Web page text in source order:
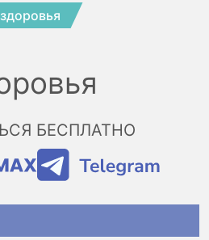
БЕСПЛАТНО